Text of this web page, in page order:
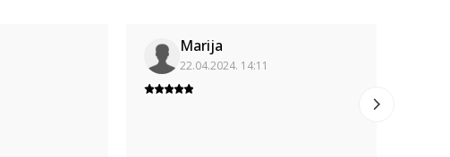
Marija
22.04.2024. 14:11